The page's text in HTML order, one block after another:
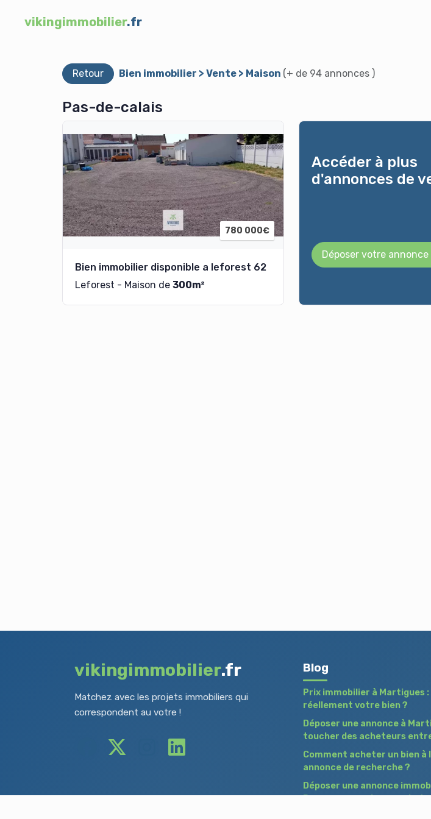
vikingimmobilier.fr
Retour Bien immobilier > Vente > Maison (+ de 94 annonces )
Pas-de-calais
780 000€
Bien immobilier disponible a leforest 62
Leforest - Maison de 300m²
Accéder à plus
d'annonces de
Déposer votre
vikingimmobilier.fr
Matchez avec les projets immobiliers qui
correspondent au votre !
Blog
Prix immobilier à Martigues
réellement votre bien ?
Déposer une annonce à
toucher des acheteurs
Comment acheter un bien à
annonce de recherche ?
Déposer une annonce
Provence : vendre ou